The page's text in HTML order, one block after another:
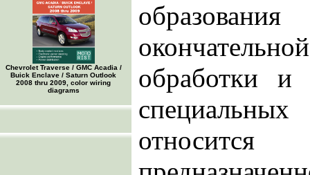
Chevrolet Traverse / GMC Acadia /
Buick Enclave / Saturn Outlook
2008 thru 2009, color wiring
diagrams
обработки